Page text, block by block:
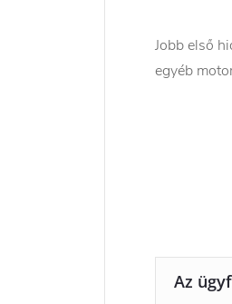
Jobb első
egyéb